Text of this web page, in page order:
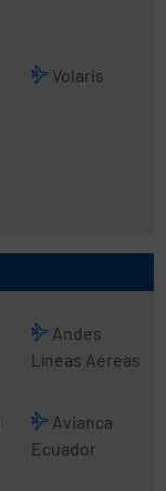
Volaris
Andes
Líneas Aéreas
Avianca
Ecuador